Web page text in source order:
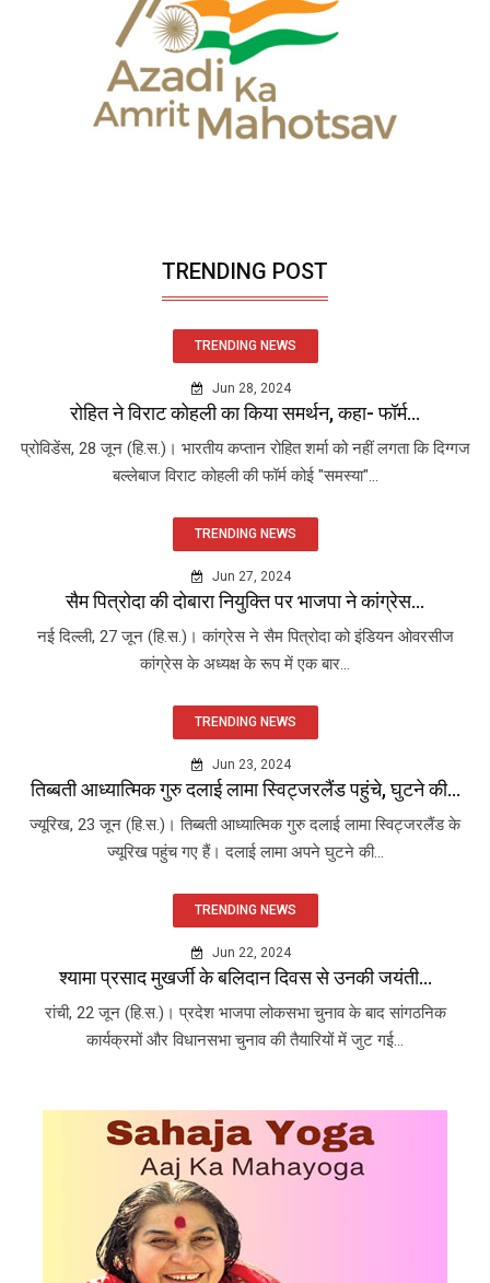
TRENDING POST
TRENDING NEWS
Jun 28, 2024
रोहित ने विराट कोहली का किया समर्थन, कहा- फॉर्म...
प्रोविडेंस, 28 जून (हि.स.)। भारतीय कप्तान रोहित शर्मा को नहीं लगता कि दिग्गज
बल्लेबाज विराट कोहली की फॉर्म कोई "समस्या"...
TRENDING NEWS
Jun 27, 2024
सैम पित्रोदा की दोबारा नियुक्ति पर भाजपा ने कांग्रेस...
नई दिल्ली, 27 जून (हि.स.)। कांग्रेस ने सैम पित्रोदा को इंडियन ओवरसीज
कांग्रेस के अध्यक्ष के रूप में एक बार...
TRENDING NEWS
Jun 23, 2024
तिब्बती आध्यात्मिक गुरु दलाई लामा स्विट्जरलैंड पहुंचे, घुटने की...
ज्यूरिख, 23 जून (हि.स.)। तिब्बती आध्यात्मिक गुरु दलाई लामा स्विट्जरलैंड के
ज्यूरिख पहुंच गए हैं। दलाई लामा अपने घुटने की...
TRENDING NEWS
Jun 22, 2024
श्यामा प्रसाद मुखर्जी के बलिदान दिवस से उनकी जयंती...
रांची, 22 जून (हि.स.)। प्रदेश भाजपा लोकसभा चुनाव के बाद सांगठनिक
कार्यक्रमों और विधानसभा चुनाव की तैयारियों में जुट गई...